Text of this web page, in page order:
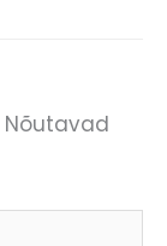
Nõutavad